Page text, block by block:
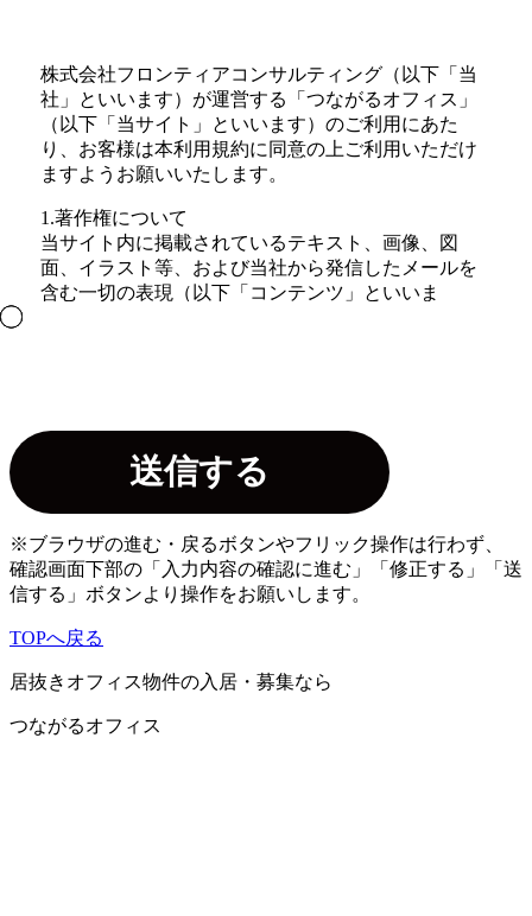
株式会社フロンティアコンサルティング（以下「当
社」といいます）が運営する「つながるオフィス」
（以下「当サイト」といいます）のご利用にあた
り、お客様は本利用規約に同意の上ご利用いただけ
ますようお願いいたします。
1.著作権について
当サイト内に掲載されているテキスト、画像、図
面、イラスト等、および当社から発信したメールを
含む一切の表現（以下「コンテンツ」といいま
2.リンクについて
当サイトへのリンクは、原則として自由ですが、当
サイトが公開する情報の信頼性が損なわれるおそれ
があるホームページからのリンク等、当社が不適当
と判断する場合にはリンクをお断りすることがござ
います。また、リンク元に対する第三者からの賠償
その他いかなる苦情、請求等について当社は一切の
責任を負いません。
3.免責事項について
かつ正確な情報を掲載するよう努めておりますが、
※ブラウザの進む・戻るボタンやフリック操作は行わず、
確認画面下部の「入力内容の確認に進む」「修正する」「送
信する」ボタンより操作をお願いします。
TOPへ戻る
居抜きオフィス物件の入居・募集なら
つながるオフィス